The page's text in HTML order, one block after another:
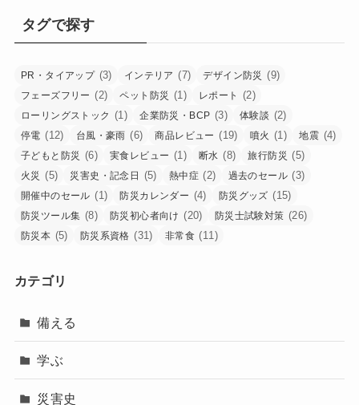
タグで探す
PR・タイアップ (3) インテリア (7) デザイン防災 (9)
フェーズフリー (2) ペット防災 (1) レポート (2)
ローリングストック (1) 企業防災・BCP (3) 体験談 (2)
停電 (12) 台風・豪雨 (6) 商品レビュー (19) 噴火 (1) 地震 (4)
子どもと防災 (6) 実食レビュー (1) 断水 (8) 旅行防災 (5)
火災 (5) 災害史・記念日 (5) 熱中症 (2) 過去のセール (3)
開催中のセール (1) 防災カレンダー (4) 防災グッズ (15)
防災ツール集 (8) 防災初心者向け (20) 防災士試験対策 (26)
防災本 (5) 防災系資格 (31) 非常食 (11)
カテゴリ
備える
学ぶ
災害史